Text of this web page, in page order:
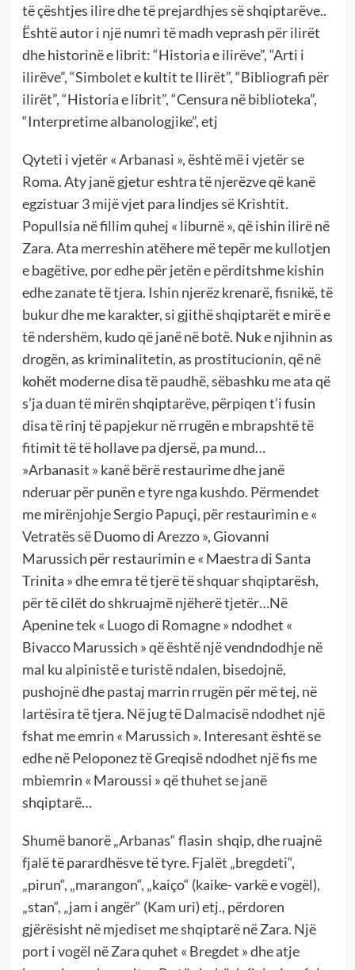
të çështjes ilire dhe të prejardhjes së shqiptarëve..
Është autor i një numri të madh veprash për ilirët
dhe historinë e librit: “Historia e ilirëve”, “Arti i
ilirëve”, “Simbolet e kultit te Ilirët”, “Bibliografi për
ilirët”, “Historia e librit”, “Censura në biblioteka”,
“Interpretime albanologjike”, etj
Qyteti i vjetër « Arbanasi », është më i vjetër se
Roma. Aty janë gjetur eshtra të njerëzve që kanë
egzistuar 3 mijë vjet para lindjes së Krishtit.
Popullsia në fillim quhej « liburnë », që ishin ilirë në
Zara. Ata merreshin atëhere më tepër me kullotjen
e bagëtive, por edhe për jetën e përditshme kishin
edhe zanate të tjera. Ishin njerëz krenarë, fisnikë, të
bukur dhe me karakter, si gjithë shqiptarët e mirë e
të ndershëm, kudo që janë në botë. Nuk e njihnin as
drogën, as kriminalitetin, as prostitucionin, që në
kohët moderne disa të paudhë, sëbashku me ata që
s’ja duan të mirën shqiptarëve, përpiqen t’i fusin
disa të rinj të papjekur në rrugën e mbrapshtë të
fitimit të të hollave pa djersë, pa mund…
»Arbanasit » kanë bërë restaurime dhe janë
nderuar për punën e tyre nga kushdo. Përmendet
me mirënjohje Sergio Papuçi, për restaurimin e «
Vetratës së Duomo di Arezzo », Giovanni
Marussich për restaurimin e « Maestra di Santa
Trinita » dhe emra të tjerë të shquar shqiptarësh,
për të cilët do shkruajmë njëherë tjetër…Në
Apenine tek « Luogo di Romagne » ndodhet «
Bivacco Marussich » që është një vendndodhje në
mal ku alpinistë e turistë ndalen, bisedojnë,
pushojnë dhe pastaj marrin rrugën për më tej, në
lartësira të tjera. Në jug të Dalmacisë ndodhet një
fshat me emrin « Marussich ». Interesant është se
edhe në Peloponez të Greqisë ndodhet një fis me
mbiemrin « Maroussi » që thuhet se janë
shqiptarë…
Shumë banorë „Arbanas“ flasin shqip, dhe ruajnë
fjalë të parardhësve të tyre. Fjalët „bregdeti“,
„pirun“, „marangon“, „kaiço“ (kaike- varkë e vogël),
„stan“, „jam i angër“ (Kam uri) etj., përdoren
gjërësisht në mjediset me shqiptarë në Zara. Një
port i vogël në Zara quhet « Bregdet » dhe atje